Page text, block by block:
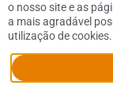
o nosso site e as
a mais agradável
utilização de cookies.